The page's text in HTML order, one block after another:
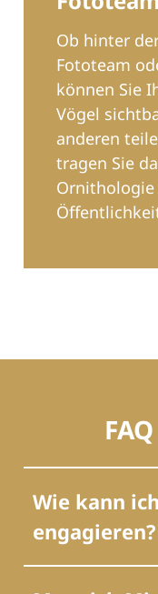
Ob hinter
Fototeam
können Sie
Vögel
anderen
tragen Sie
Wie kann
engagieren?